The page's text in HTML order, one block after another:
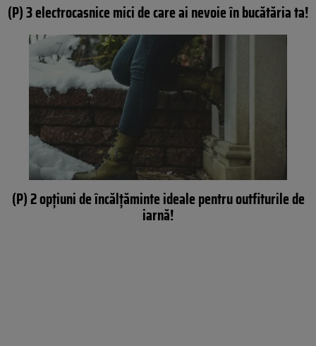
(P) 3 electrocasnice mici de care ai nevoie în bucătăria ta!
(P) 2 opțiuni de încălțăminte ideale pentru outfiturile de
iarnă!